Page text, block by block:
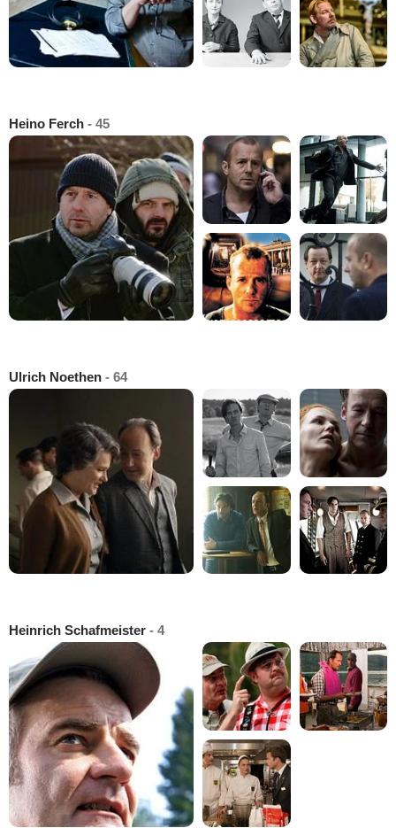
Heino Ferch - 45
Ulrich Noethen - 64
Heinrich Schafmeister - 4